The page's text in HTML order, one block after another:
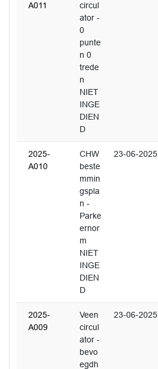
A011
circul
ator -
0
punte
n 0
trede
n
NIET
INGE
DIEN
D
2025-
A010
CHW
beste
mmin
gspla
n -
Parke
ernor
m
NIET
INGE
DIEN
D
23-06-2025
2025-
A009
Veen
circul
ator -
bevo
egdh
23-06-2025